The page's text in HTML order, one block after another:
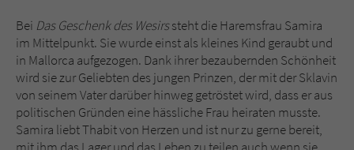
Bei Das Geschenk des Wesirssteht die Haremsfrau Samira
im Mittelpunkt. Sie wurde einst als kleines Kind geraubt und
in Mallorca aufgezogen. Dank ihrer bezaubernden Schönheit
wird sie zur Geliebten des jungen Prinzen, der mit der Sklavin
von seinem Vater darüber hinweg getröstet wird, dass er aus
politischen Gründen eine hässliche Frau heiraten musste.
Samira liebt Thabit von Herzen und ist nur zu gerne bereit,